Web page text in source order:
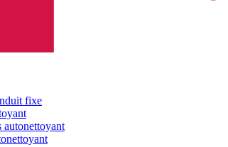
fixe
autonettoyant